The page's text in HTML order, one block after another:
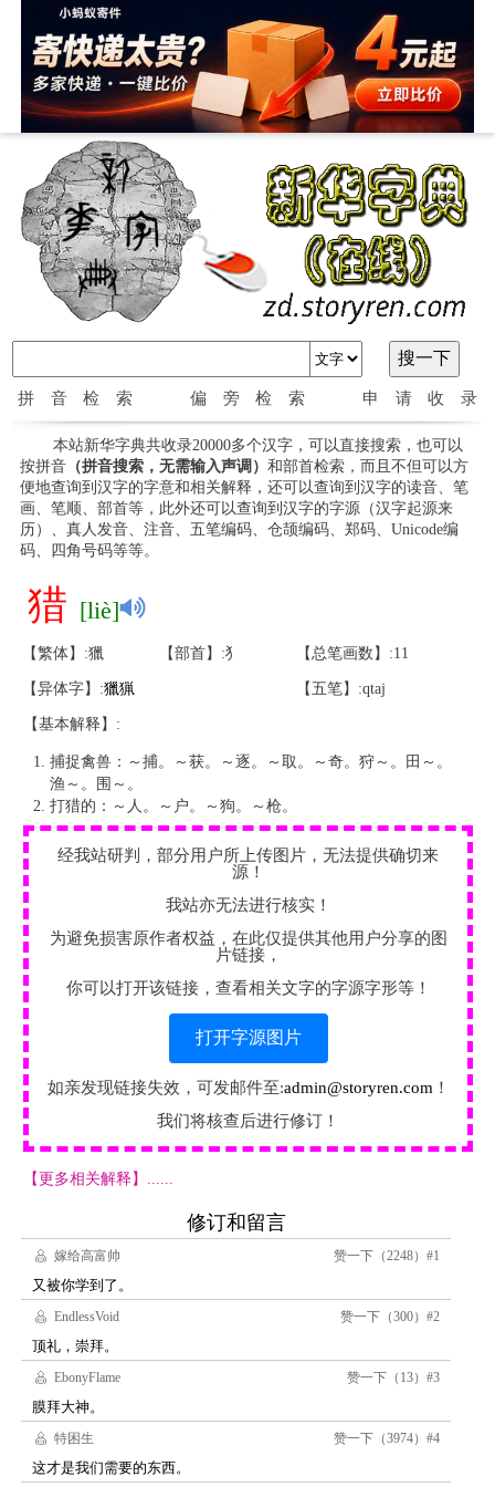
拼音检索 偏旁检索 申请收录
本站新华字典共收录20000多个汉字，可以直接搜索，也可以
按拼音（拼音搜索，无需输入声调） 和部首检索，而且不但可以方
便地查询到汉字的字意和相关解释，还可以查询到汉字的读音、笔
画、笔顺、部首等，此外还可以查询到汉字的字源（汉字起源来
历）、真人发音、注音、五笔编码、仓颉编码、郑码、Unicode编
码、四角号码等等。
猎 [liè]
【繁体】:獵 【部首】:犭 【总笔画数】:11
【异体字】:獵猟 【五笔】:qtaj
【基本解释】:
捕捉禽兽：～捕。～获。～逐。～取。～奇。狩～。田～。
渔～。围～。
打猎的：～人。～户。～狗。～枪。
经我站研判，部分用户所上传图片，无法提供确切来
源！
我站亦无法进行核实！
为避免损害原作者权益，在此仅提供其他用户分享的图
片链接，
你可以打开该链接，查看相关文字的字源字形等！
打开字源图片
如亲发现链接失效，可发邮件至:admin@storyren.com ！
我们将核查后进行修订！
【更多相关解释】......